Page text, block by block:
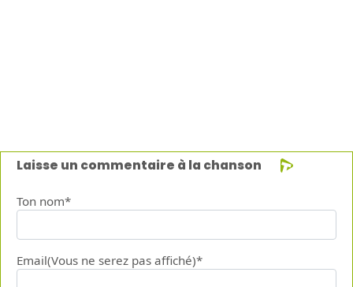
Laisse un commentaire à la chanson
Ton nom*
Email(Vous ne serez pas affiché)*